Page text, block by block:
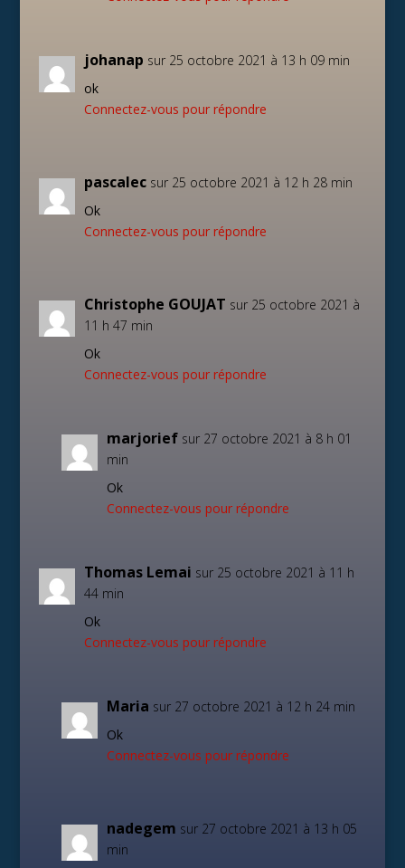
johanap sur 25 octobre 2021 à 13 h 09 min
ok
Connectez-vous pour répondre
pascalec sur 25 octobre 2021 à 12 h 28 min
Ok
Connectez-vous pour répondre
Christophe GOUJAT sur 25 octobre 2021 à
11 h 47 min
Ok
Connectez-vous pour répondre
marjorief sur 27 octobre 2021 à 8 h 01
min
Ok
Connectez-vous pour répondre
Thomas Lemai sur 25 octobre 2021 à 11 h
44 min
Ok
Connectez-vous pour répondre
Maria sur 27 octobre 2021 à 12 h 24 min
Ok
Connectez-vous pour répondre
nadegem sur 27 octobre 2021 à 13 h 05
min